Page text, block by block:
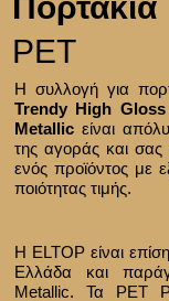
PET
Η συλλογή για
Trendy High
Metallicείναι
της αγοράς και σας
ενός προϊόντος με
ποιότητας τιμής.
Η ELTOP είναι
Ελλάδα και
Metallic. Τα PET